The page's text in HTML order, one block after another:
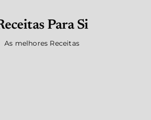
Para Si
As melhores Receitas